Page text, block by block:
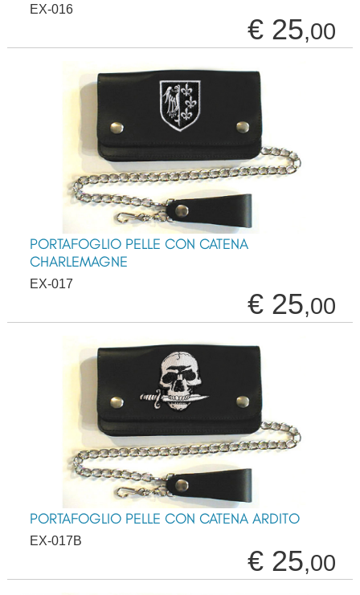
EX-016
€ 25,00
PORTAFOGLIO PELLE CON CATENA
CHARLEMAGNE
EX-017
€ 25,00
PORTAFOGLIO PELLE CON CATENA ARDITO
EX-017B
€ 25,00